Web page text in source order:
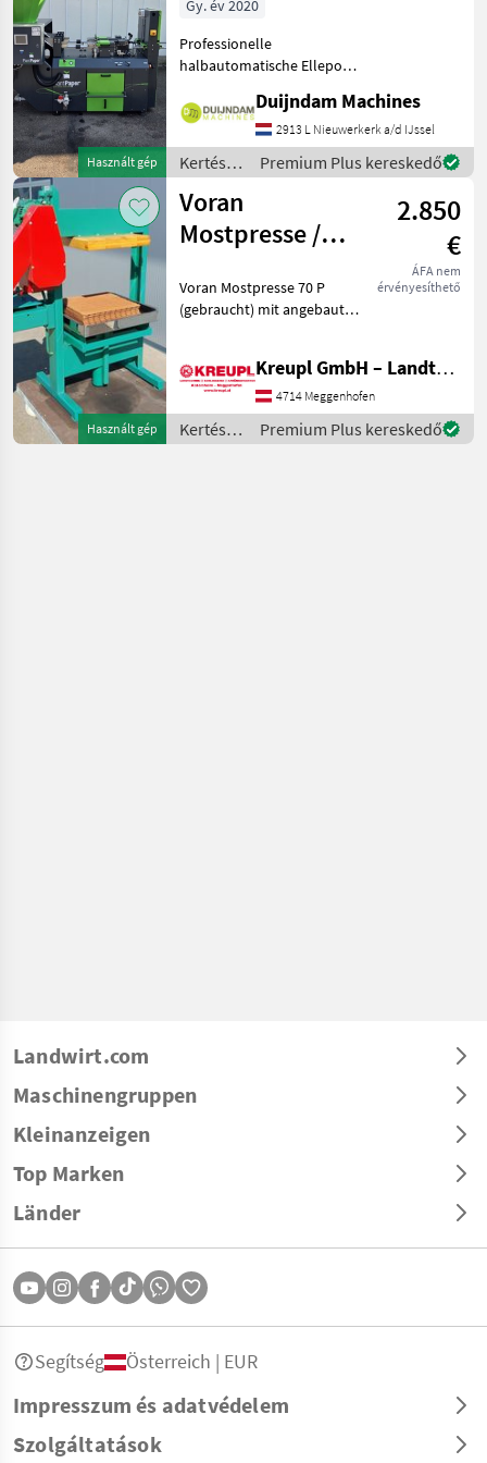
Használt gép
Gy. év 2020
Professionelle
halbautomatische Ellepot
Papiertopfmaschine mit 4
Produktionslinien, Baujahr
2020.Die Maschine befindet
sich in gutem Zustand und
wurde nur
Duijndam Machines
2913 L Nieuwerkerk a/d IJssel
Kertészeti
gépek:
Gyümölcstermesztés
gépei /
Sonstige
Premium Plus kereskedő
Használt gép
Voran
Mostpresse /
2.850
€
ÁFA nem
érvényesíthető
Voran Mostpresse 70 P
(gebraucht) mit angebauter
angebauter Mühle! Mit
Presstücher und
Presseinlagen! Ölwechse
Kreupl GmbH – Landtechnik – Schlosserei – Anhänger
4714 Meggenhofen
Kertészeti
gépek:
Premium Plus kereskedő
Landwirt.com
Maschinengruppen
Kleinanzeigen
Top Marken
Länder
Impresszum és adatvédelem
Szolgáltatások
Segítség Österreich | EUR